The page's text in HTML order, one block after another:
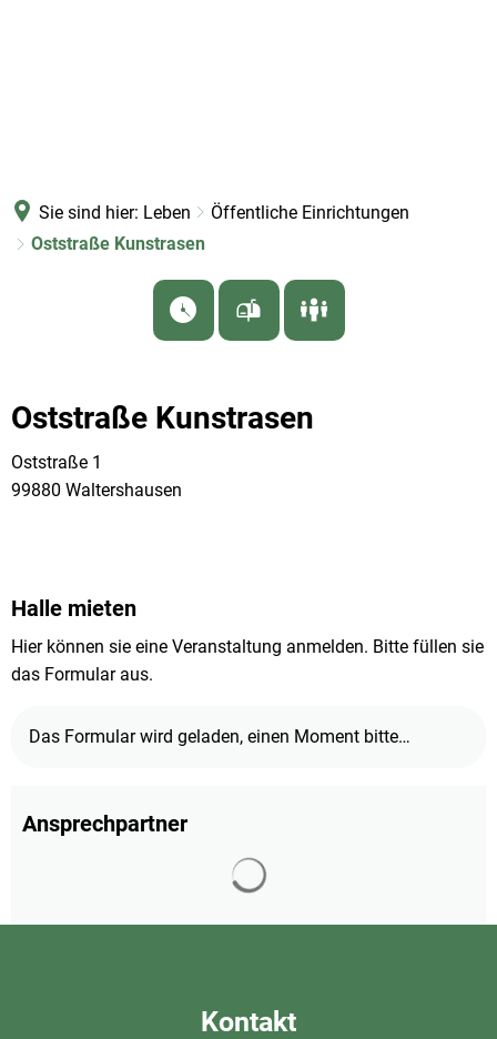
Sie sind hier: Leben
Öffentliche Einrichtungen
Oststraße Kunstrasen
Oststraße Kunstrasen
Oststraße 1
99880 Waltershausen
Halle mieten
Hier können sie eine Veranstaltung anmelden. Bitte füllen sie
das Formular aus.
Das Formular wird geladen, einen Moment bitte…
Ansprechpartner
Kontakt